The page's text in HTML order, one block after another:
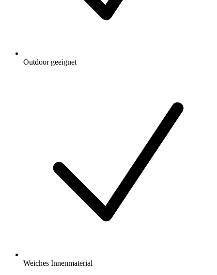
Outdoor geeignet
Weiches Innenmaterial